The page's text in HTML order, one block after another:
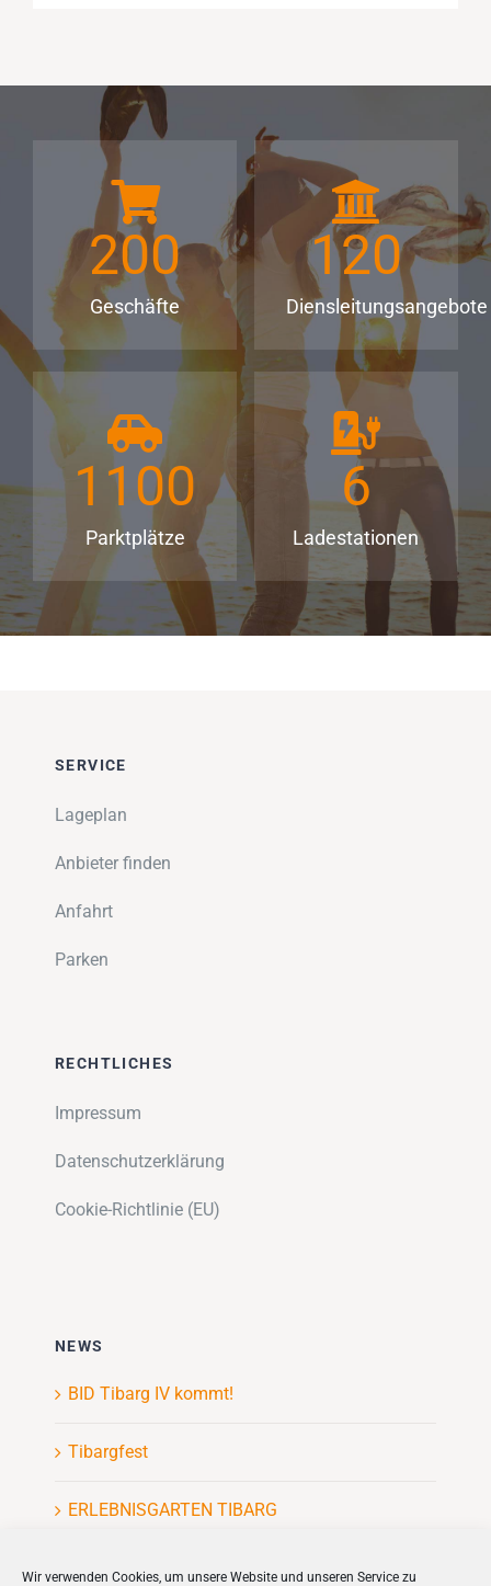
Wir verwenden Cookies, um unsere Website und unseren Service zu
200
Geschäfte
120
Diensleitungsangebote
1100
Parktplätze
6
Ladestationen
SERVICE
Lageplan
Anbieter finden
Anfahrt
Parken
RECHTLICHES
Impressum
Datenschutzerklärung
Cookie-Richtlinie (EU)
NEWS
BID Tibarg IV kommt!
Tibargfest
ERLEBNISGARTEN TIBARG
Kinderflohmarkt